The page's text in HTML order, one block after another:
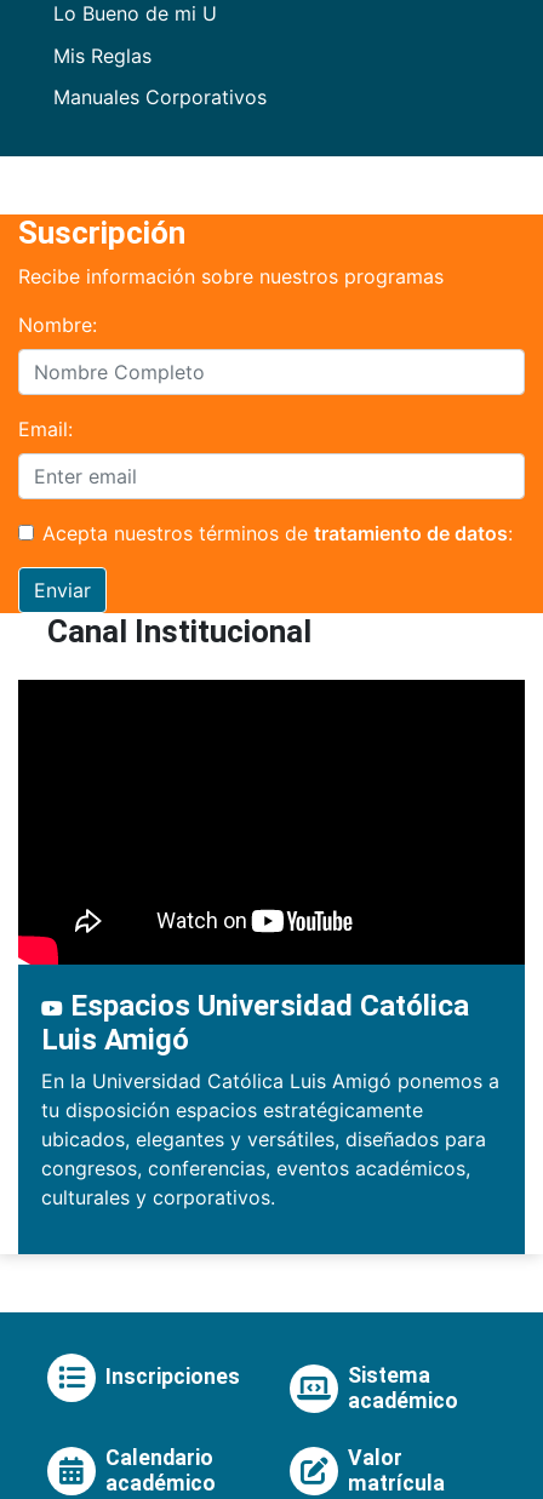
Lo Bueno de mi U
Mis Reglas
Manuales Corporativos
Suscripción
Recibe información sobre nuestros programas
Nombre:
Email:
Acepta nuestros términos de tratamiento de datos:
Enviar
Canal Institucional
Espacios Universidad Católica
Luis Amigó
En la Universidad Católica Luis Amigó ponemos a
tu disposición espacios estratégicamente
ubicados, elegantes y versátiles, diseñados para
congresos, conferencias, eventos académicos,
culturales y corporativos.
Inscripciones
Sistema
académico
Calendario
académico
Valor
matrícula